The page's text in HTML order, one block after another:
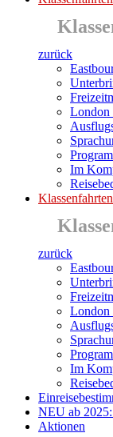
zurück
London
Im
zurück
London
Im
NEU ab
Aktionen